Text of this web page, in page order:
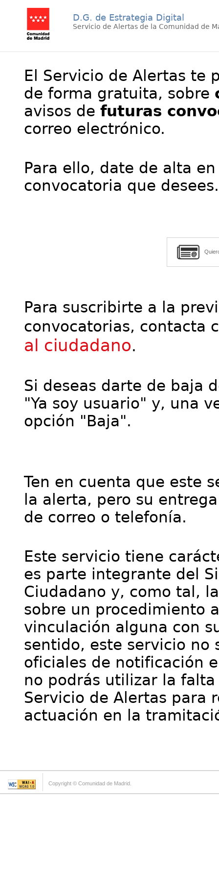
D.G. de Estrategia Digital
Servicio de Alertas de la Comunidad de
El Servicio de Alertas te
de forma gratuita, sobre
avisos de futuras
correo electrónico.
Para ello, date de alta
convocatoria que desees.
Para suscribirte a la
convocatorias, contacta
al ciudadano.
Si deseas darte de baja
"Ya soy usuario" y, una
opción "Baja".
Ten en cuenta que este
la alerta, pero su
de correo o telefonía.
Este servicio tiene
es parte integrante del
Ciudadano y, como tal,
sobre un procedimiento
vinculación alguna con
sentido, este servicio no
oficiales de notificación
no podrás utilizar la
Servicio de Alertas para
actuación en la
Copyright © Comunidad de Madrid.